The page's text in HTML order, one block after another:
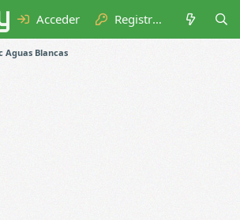
Acceder Registrarse
Aguas Blancas